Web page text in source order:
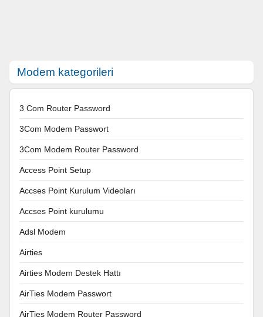
Modem kategorileri
3 Com Router Password
3Com Modem Passwort
3Com Modem Router Password
Access Point Setup
Accses Point Kurulum Videoları
Accses Point kurulumu
Adsl Modem
Airties
Airties Modem Destek Hattı
AirTies Modem Passwort
AirTies Modem Router Password